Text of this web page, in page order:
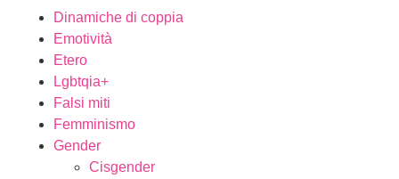
Dinamiche di coppia
Emotività
Etero
Lgbtqia+
Falsi miti
Femminismo
Gender
Cisgender